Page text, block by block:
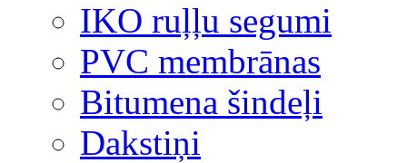
IKO ruļļu segumi
PVC membrānas
Bitumena šindeļi
Dakstiņi